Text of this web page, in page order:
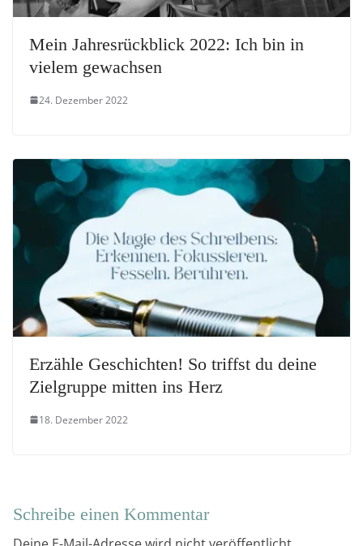
Mein Jahresrückblick 2022: Ich bin in
vielem gewachsen
24. Dezember 2022
Erzähle Geschichten! So triffst du deine
Zielgruppe mitten ins Herz
18. Dezember 2022
Schreibe einen Kommentar